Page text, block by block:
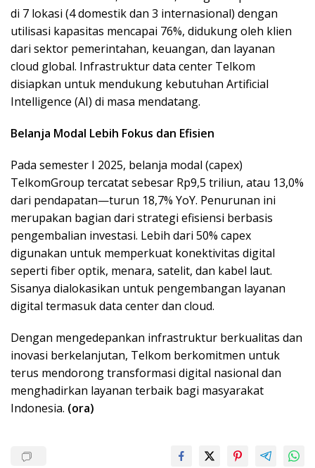
di 7 lokasi (4 domestik dan 3 internasional) dengan
utilisasi kapasitas mencapai 76%, didukung oleh klien
dari sektor pemerintahan, keuangan, dan layanan
cloud global. Infrastruktur data center Telkom
disiapkan untuk mendukung kebutuhan Artificial
Intelligence (AI) di masa mendatang.
Belanja Modal Lebih Fokus dan Efisien
Pada semester I 2025, belanja modal (capex)
TelkomGroup tercatat sebesar Rp9,5 triliun, atau 13,0%
dari pendapatan—turun 18,7% YoY. Penurunan ini
merupakan bagian dari strategi efisiensi berbasis
pengembalian investasi. Lebih dari 50% capex
digunakan untuk memperkuat konektivitas digital
seperti fiber optik, menara, satelit, dan kabel laut.
Sisanya dialokasikan untuk pengembangan layanan
digital termasuk data center dan cloud.
Dengan mengedepankan infrastruktur berkualitas dan
inovasi berkelanjutan, Telkom berkomitmen untuk
terus mendorong transformasi digital nasional dan
menghadirkan layanan terbaik bagi masyarakat
Indonesia. (ora)